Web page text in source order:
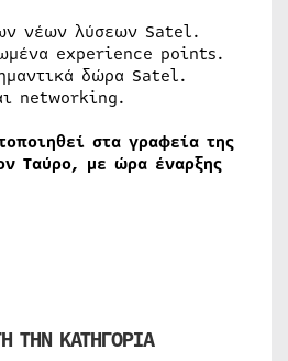
νέων λύσεων Satel.
experience points.
δώρα Satel.
networking.
στα γραφεία της
Ταύρο, με ώρα έναρξης
ΤΗΝ ΚΑΤΗΓΟΡΙΑ